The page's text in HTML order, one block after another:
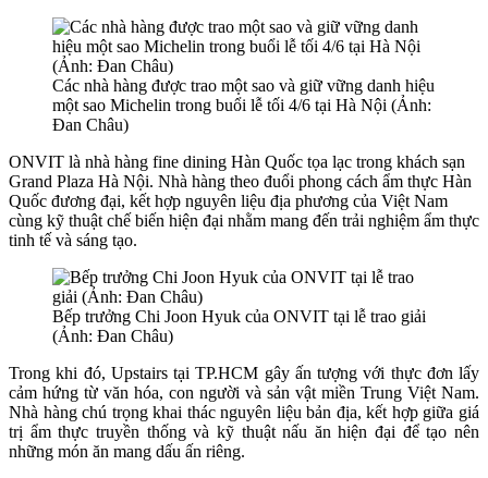
Các nhà hàng được trao một sao và giữ vững danh hiệu
một sao Michelin trong buổi lễ tối 4/6 tại Hà Nội (Ảnh:
Đan Châu)
ONVIT là nhà hàng fine dining Hàn Quốc tọa lạc trong khách sạn
Grand Plaza Hà Nội. Nhà hàng theo đuổi phong cách ẩm thực Hàn
Quốc đương đại, kết hợp nguyên liệu địa phương của Việt Nam
cùng kỹ thuật chế biến hiện đại nhằm mang đến trải nghiệm ẩm thực
tinh tế và sáng tạo.
Bếp trưởng Chi Joon Hyuk của ONVIT tại lễ trao giải
(Ảnh: Đan Châu)
Trong khi đó, Upstairs tại TP.HCM gây ấn tượng với thực đơn lấy
cảm hứng từ văn hóa, con người và sản vật miền Trung Việt Nam.
Nhà hàng chú trọng khai thác nguyên liệu bản địa, kết hợp giữa giá
trị ẩm thực truyền thống và kỹ thuật nấu ăn hiện đại để tạo nên
những món ăn mang dấu ấn riêng.